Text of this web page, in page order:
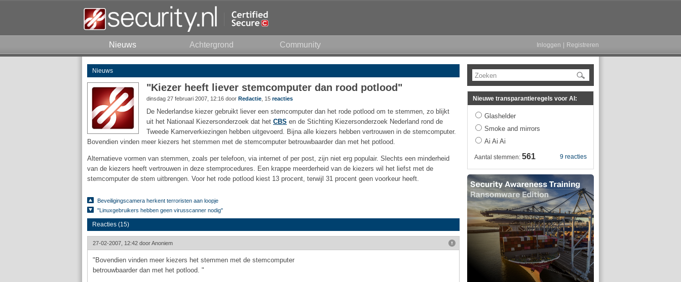
Nieuws Achtergrond Community Inloggen Registreren
Nieuws
"Kiezer heeft liever stemcomputer dan rood potlood"
dinsdag 27 februari 2007, 12:16 door Redactie , 15 reacties
De Nederlandse kiezer gebruikt liever een stemcomputer dan het rode potlood om te stemmen, zo blijkt
uit het Nationaal Kiezersonderzoek dat het CBS en de Stichting Kiezersonderzoek Nederland rond de
Tweede Kamerverkiezingen hebben uitgevoerd. Bijna alle kiezers hebben vertrouwen in de stemcomputer.
Bovendien vinden meer kiezers het stemmen met de stemcomputer betrouwbaarder dan met het potlood.
Alternatieve vormen van stemmen, zoals per telefoon, via internet of per post, zijn niet erg populair. Slechts een minderheid
van de kiezers heeft vertrouwen in deze stemprocedures. Een krappe meerderheid van de kiezers wil het liefst met de
stemcomputer de stem uitbrengen. Voor het rode potlood kiest 13 procent, terwijl 31 procent geen voorkeur heeft.
Beveiligingscamera herkent terroristen aan loopje
"Linuxgebruikers hebben geen virusscanner nodig"
Reacties (15)
27-02-2007, 12:42 doorAnoniem
"Bovendien vinden meer kiezers het stemmen met de stemcomputer
betrouwbaarder dan met het potlood. "
Zoeken
Nieuwe transparantieregels voor AI:
Glashelder
Smoke and mirrors
Ai Ai Ai
9 reacties
Aantal stemmen: 561